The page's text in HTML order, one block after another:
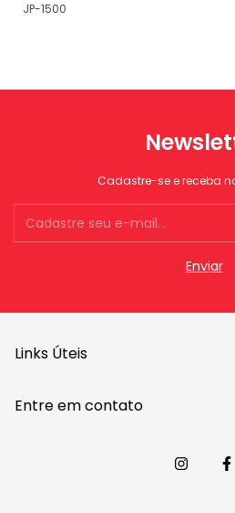
JP-1500
Cadastre-se e receba
Links Úteis
Entre em contato